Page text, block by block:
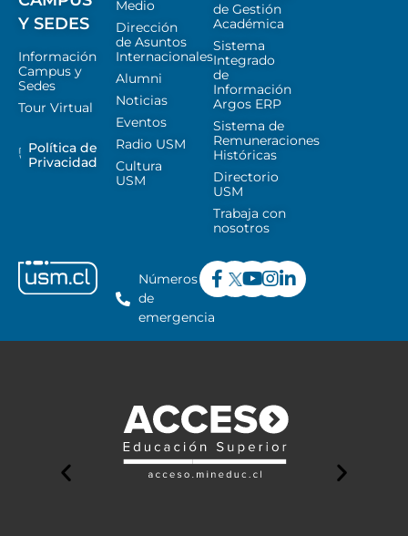
Y SEDES
Información
Campus y
Sedes
Tour Virtual
Política de
Privacidad
Medio
Dirección
de Asuntos
Internacionales
Alumni
Noticias
Eventos
Radio USM
Cultura
USM
de Gestión
Académica
Sistema
Integrado
de
Información
Argos ERP
Sistema de
Remuneraciones
Históricas
Directorio
USM
Trabaja con
nosotros
Números
de
emergencia